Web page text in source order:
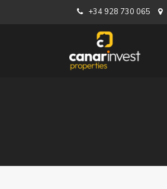
+34 928 730 065